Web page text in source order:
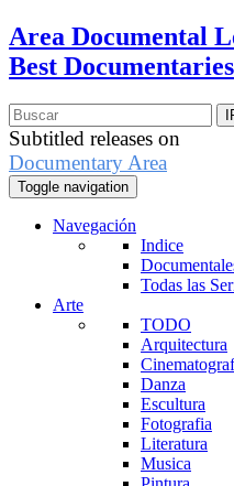
Area Documental
Best Documentaries
Subtitled releases on
Documentary Area
Toggle navigation
Navegación
Indice
Todas las
Arte
TODO
Arquitectura
Danza
Escultura
Fotografia
Literatura
Musica